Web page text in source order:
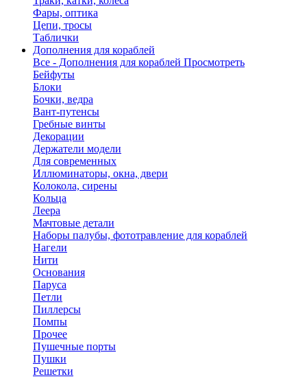
Фары, оптика
Цепи, тросы
Таблички
Дополнения для кораблей
Все - Дополнения для кораблей Просмотреть
Бейфуты
Блоки
Бочки, ведра
Вант-путенсы
Гребные винты
Декорации
Держатели модели
Для современных
Иллюминаторы, окна, двери
Колокола, сирены
Кольца
Леера
Мачтовые детали
Наборы палубы, фототравление для кораблей
Нагели
Нити
Основания
Паруса
Петли
Пиллерсы
Помпы
Прочее
Пушечные порты
Пушки
Решетки